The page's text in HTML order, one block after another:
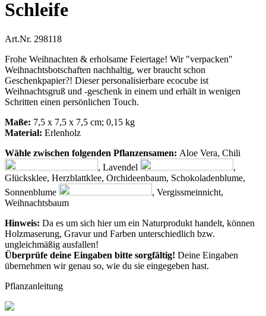
Schleife
Art.Nr. 298118
Frohe Weihnachten & erholsame Feiertage! Wir "verpacken"
Weihnachtsbotschaften nachhaltig, wer braucht schon
Geschenkpapier?! Dieser personalisierbare ecocube ist
Weihnachtsgruß und -geschenk in einem und erhält in wenigen
Schritten einen persönlichen Touch.
Maße: 7,5 x 7,5 x 7,5 cm; 0,15 kg
Material: Erlenholz
Wähle zwischen folgenden Pflanzensamen: Aloe Vera, Chili
, Lavendel
,
Glücksklee, Herzblattklee, Orchideenbaum, Schokoladenblume,
Sonnenblume
, Vergissmeinnicht,
Weihnachtsbaum
Hinweis: Da es um sich hier um ein Naturprodukt handelt, können
Holzmaserung, Gravur und Farben unterschiedlich bzw.
ungleichmäßig ausfallen!
Überprüfe deine Eingaben bitte sorgfältig! Deine Eingaben
übernehmen wir genau so, wie du sie eingegeben hast.
Pflanzanleitung